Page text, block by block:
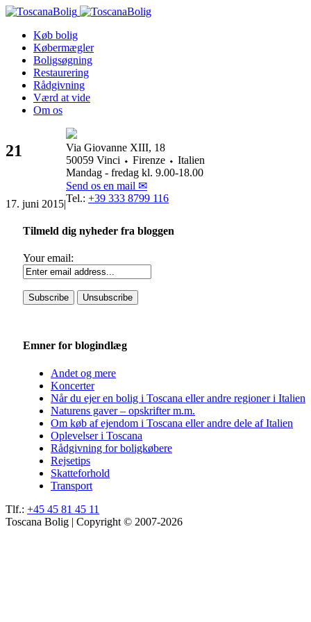
Køb bolig
Købermægler
Boligsøgning
Restaurering
Rådgivning
Værd at vide
Om os
21
17. juni 2015|
Tilmeld dig nyheder fra bloggen
Your email:
Emner for blogindlæg
Andet og mere
Koncerter
Når du ejer en bolig i Toscana eller andre regioner i Italien
Naturens gaver – opskrifter m.m.
Om køb af ejendom i Toscana eller andre dele af Italien
Oplevelser i Toscana
Rådgivning for boligkøbere
Rejsetips
Skatteforhold
Transport
Via Giovanne XIII, 18
50059 Vinci ⬩ Firenze ⬩ Italien
Mandag - fredag kl. 9.00-18.00
Send os en mail ✉
Tel.: +39 333 8799 116
Tlf.: +45 45 81 45 11
Toscana Bolig | Copyright © 2007-2026